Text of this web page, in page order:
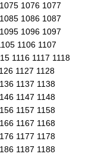
1075 1076 1077
1085 1086 1087
1095 1096 1097
1106 1107
1116 1117 1118
1127 1128
1137 1138
1147 1148
1157 1158
1167 1168
1177 1178
1187 1188